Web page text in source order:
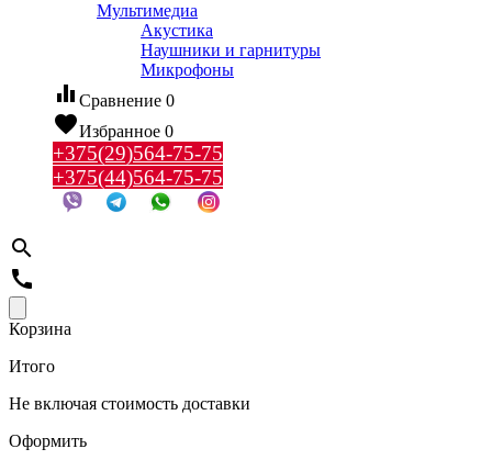
Мультимедиа
Акустика
Наушники и гарнитуры
Микрофоны
equalizer Сравнение 0
favoriteИзбранное 0
+375(29)564-75-75
+375(44)564-75-75
search
call
Корзина
Итого
Не включая стоимость доставки
Оформить